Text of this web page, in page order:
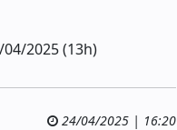
04/2025 (13h)
24/04/2025 | 16:20